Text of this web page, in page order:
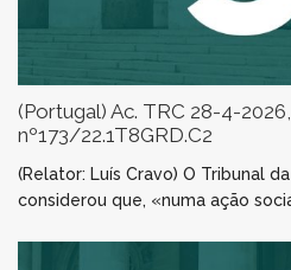
(Portugal) Ac. TRC 28-4-
nº173/22.1T8GRD.C2
(Relator: Luís Cravo) O Tribunal
considerou que, «numa ação